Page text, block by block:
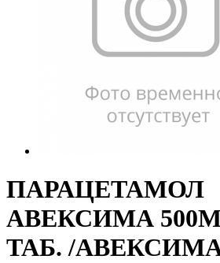
ПАРАЦЕТАМОЛ
АВЕКСИМА
ТАБ. /